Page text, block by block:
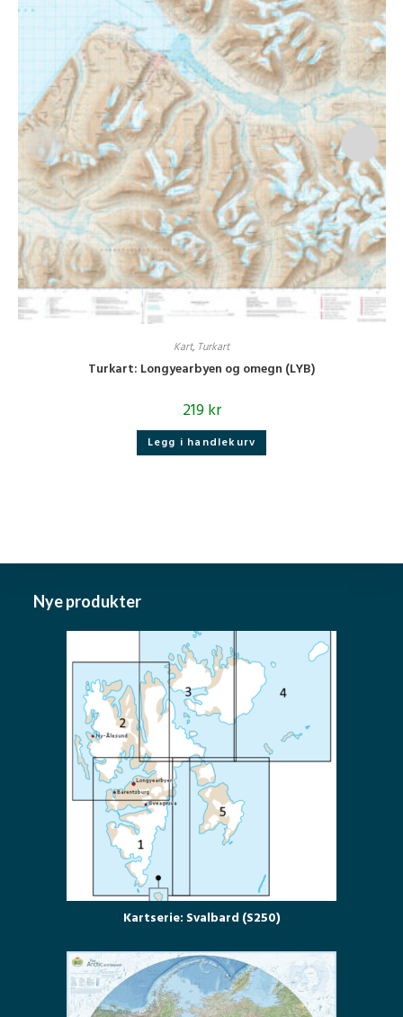
Kart, Turkart
Turkart: Longyearbyen og omegn (LYB)
219kr
Legg i handlekurv
Nye produkter
Kartserie: Svalbard (S250)